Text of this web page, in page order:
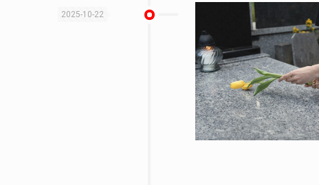
2025-10-22